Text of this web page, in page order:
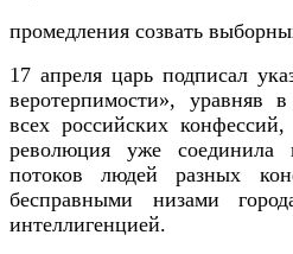
промедления созвать
17 апреля царь подписал
веротерпимости», уравняв
всех российских
революция уже соединила
потоков людей разных
бесправными низами
интеллигенцией.